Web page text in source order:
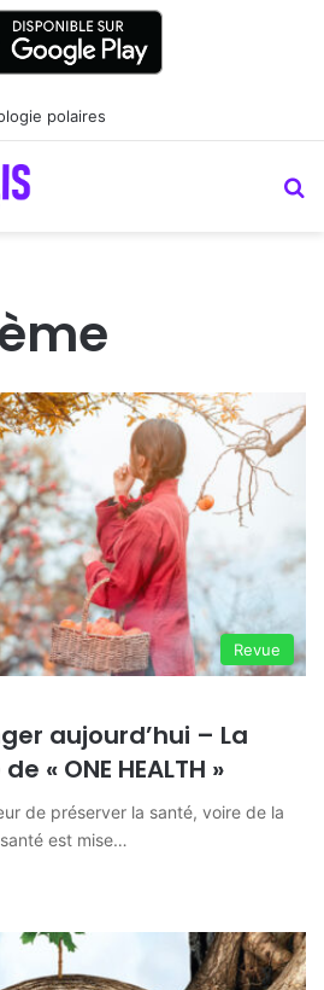
polaires
Revue
aujourd’hui – La
« ONE HEALTH »
de préserver la santé, voire de la
est mise…